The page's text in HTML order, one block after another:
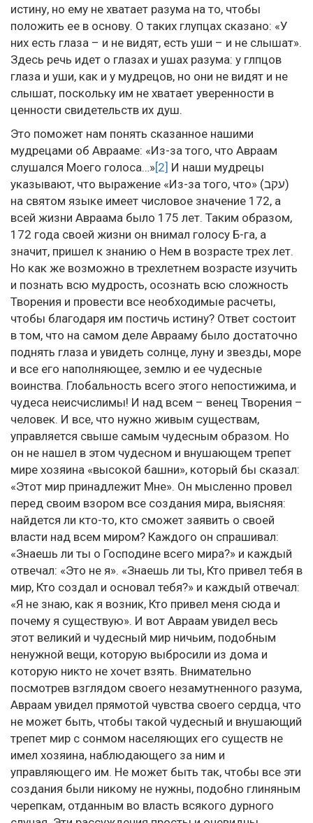
истину, но ему не хватает разума на то, чтобы
положить ее в основу. О таких глупцах сказано: «У
них есть глаза – и не видят, есть уши – и не слышат».
Здесь речь идет о глазах и ушах разума: у глпцов
глаза и уши, как и у мудрецов, но они не видят и не
слышат, поскольку им не хватает уверенности в
ценности свидетельств их душ.
Это поможет нам понять сказанное нашими
мудрецами об Аврааме: «Из-за того, что Авраам
слушался Моего голоса…»[2] И наши мудрецы
указывают, что выражение «Из-за того, что» (עקב)
на святом языке имеет числовое значение 172, а
всей жизни Авраама было 175 лет. Таким образом,
172 года своей жизни он внимал голосу Б-га, а
значит, пришел к знанию о Нем в возрасте трех лет.
Но как же возможно в трехлетнем возрасте изучить
и познать всю мудрость, осознать всю сложность
Творения и провести все необходимые расчеты,
чтобы благодаря им постичь истину? Ответ состоит
в том, что на самом деле Аврааму было достаточно
поднять глаза и увидеть солнце, луну и звезды, море
и все его наполняющее, землю и ее чудесные
воинства. Глобальность всего этого непостижима, и
чудеса неисчислимы! И над всем – венец Творения –
человек. И все, что нужно живым существам,
управляется свыше самым чудесным образом. Но
он не нашел в этом чудесном и внушающем трепет
мире хозяина «высокой башни», который бы сказал:
«Этот мир принадлежит Мне». Он мысленно провел
перед своим взором все создания мира, выясняя:
найдется ли кто-то, кто сможет заявить о своей
власти над всем миром? Каждого он спрашивал:
«Знаешь ли ты о Господине всего мира?» и каждый
отвечал: «Это не я». «Знаешь ли ты, Кто привел тебя в
мир, Кто создал и основал тебя?» и каждый отвечал:
«Я не знаю, как я возник, Кто привел меня сюда и
почему я существую». И вот Авраам увидел весь
этот великий и чудесный мир ничьим, подобным
ненужной вещи, которую выбросили из дома и
которую никто не хочет взять. Внимательно
посмотрев взглядом своего незамутненного разума,
Авраам увидел прямотой чувства своего сердца, что
не может быть, чтобы такой чудесный и внушающий
трепет мир с сонмом населяющих его существ не
имел хозяина, наблюдающего за ним и
управляющего им. Не может быть так, чтобы все эти
создания были никому не нужны, подобно глиняным
черепкам, отданным во власть всякого дурного